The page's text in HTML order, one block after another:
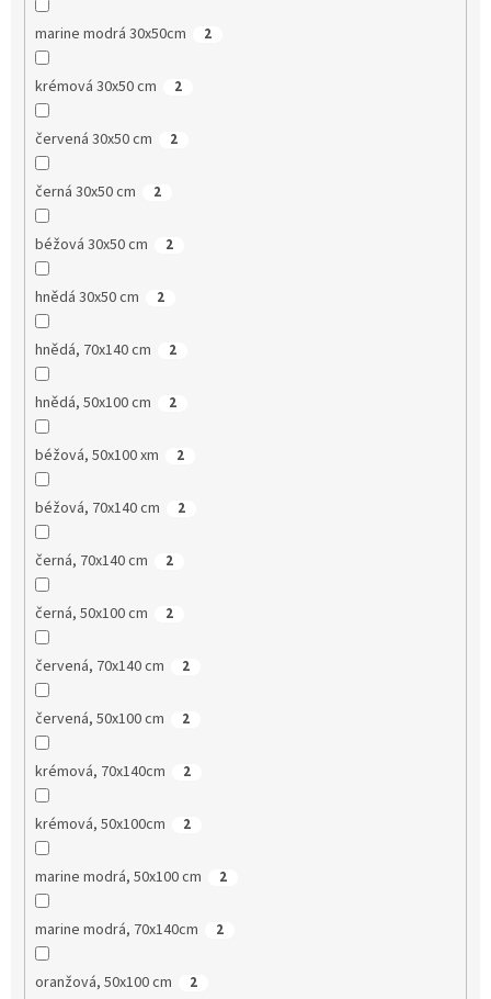
marine modrá 30x50cm 2
krémová 30x50 cm 2
červená 30x50 cm 2
černá 30x50 cm 2
béžová 30x50 cm 2
hnědá 30x50 cm 2
hnědá, 70x140 cm 2
hnědá, 50x100 cm 2
béžová, 50x100 xm 2
béžová, 70x140 cm 2
černá, 70x140 cm 2
černá, 50x100 cm 2
červená, 70x140 cm 2
červená, 50x100 cm 2
krémová, 70x140cm 2
krémová, 50x100cm 2
marine modrá, 50x100 cm 2
marine modrá, 70x140cm 2
oranžová, 50x100 cm 2